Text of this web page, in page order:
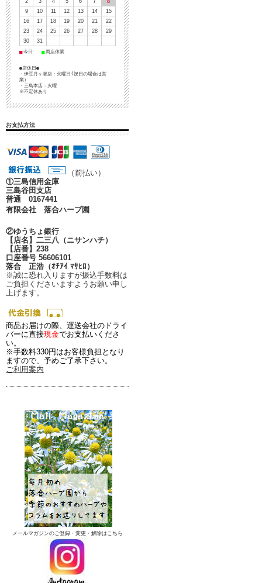
2 3 4 5 6 7
8
9
10 11 12 13 14
15
16
17 18 19 20 21
22
23
24 25 26 27 28
29
30
31
■ 今日 ■ 両店休業
●店休日●
・伊豆月ヶ瀬店：火曜日(祝日の場合は営
業）
・三島本店：火曜
※不定休あり
お支払方法
（前払い）
①三島信用金庫
三島谷田支店
普通 0167441
有限会社 落合ハーブ園
②ゆうちょ銀行
【店名】二三八（ニサンハチ）
【店番】238
口座番号 56606101
落合 正浩（ｵﾁｱｲ ﾏｻﾋﾛ）
※誠に恐れ入りますが振込手数料は
ご負担くださいますようお願い申し
上げます。
商品お届けの際、運送会社のドライ
バーに直接現金でお支払いくださ
い。
※手数料330円はお客様負担となり
ますので、予めご了承下さい。
ご利用案内
メールマガジンのご登録・変更・解除はこちら